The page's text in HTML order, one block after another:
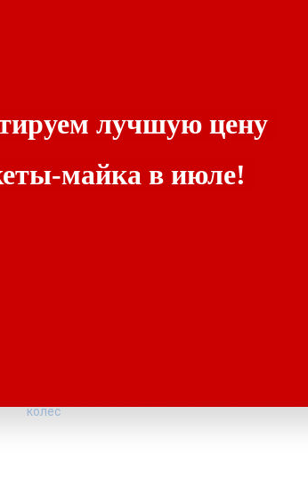
Кто заказывает майку с
колес
лучшую цену
майка в июле!